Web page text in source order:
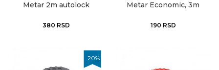
Metar 2m autolock
380 RSD
Metar Economic, 3m
190 RSD
20%